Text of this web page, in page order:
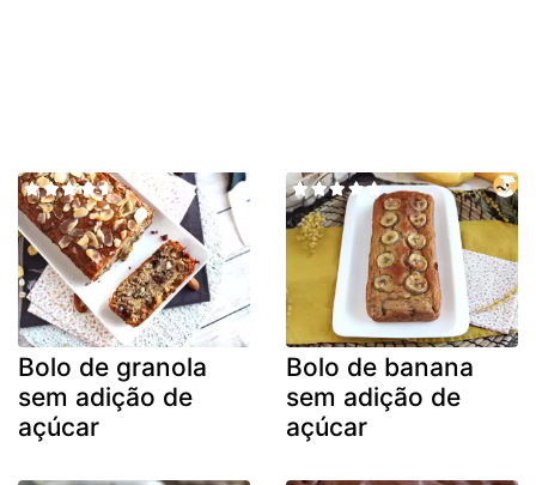
Bolo de granola
sem adição de
açúcar
Bolo de banana
sem adição de
açúcar